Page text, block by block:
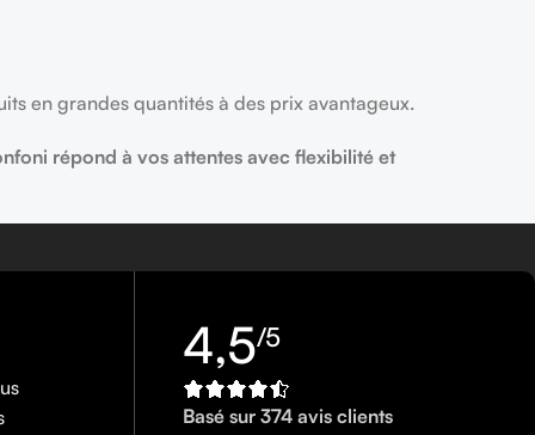
en grandes quantités à des prix avantageux.
répond à vos attentes avec flexibilité et
4,5/5
Basé sur 374 avis clients